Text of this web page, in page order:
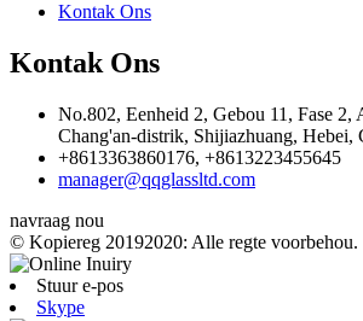
Kontak Ons
Kontak Ons
No.802, Eenheid 2, Gebou 11, Fase 2,
Chang'an-distrik, Shijiazhuang, Hebei,
+8613363860176, +8613223455645
manager@qqglassltd.com
navraag nou
© Kopiereg 20192020: Alle regte voorbehou.
Stuur e-pos
Skype